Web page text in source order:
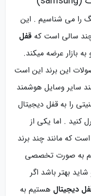
را می شناسیم . این
سالی است که قفل
بازار عرضه میکند.
این برند این است
سایر وسایل هوشمند
را به قفل دیجیتال
کنید . اما یکی از
که مانند چند برند
به صورت تخصصی
بهتر باشد اگر
دیجیتال هستیم به